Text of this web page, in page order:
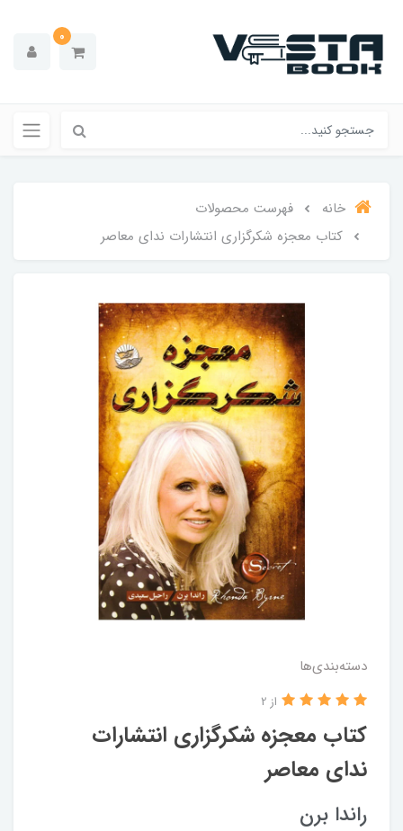
0
خانه
فهرست محصولات
کتاب معجزه شکرگزاری انتشارات ندای معاصر
دسته‌بندی‌ها
کتاب معجزه شکرگزاری انتشارات
ندای معاصر
از 2
راندا برن